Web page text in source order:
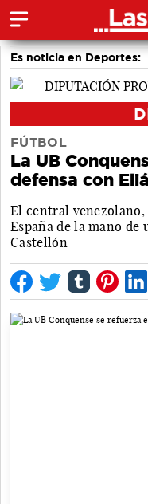
Es noticia en Deportes:
Bolos conquenses
FÚTBOL
La UB
defensa con
El central venezolano,
España de la mano
Castellón